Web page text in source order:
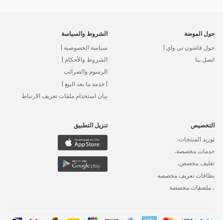
حول الموضة
حول فاشون تي واي |
اتصل بنا
الشروط والسياسة
سياسة الخصوصية |
الشروط والأحكام |
الرسوم والضرائب
| خدمة ما بعد البيع |
بيان استخدام ملفات تعريف الارتباط
التخصيص
توريد المنتجات،
خدمات مخصصة،
تغليف مخصص،
بطاقات تعريف مخصصة
، ملصقات مخصصة
تنزيل التطبيق